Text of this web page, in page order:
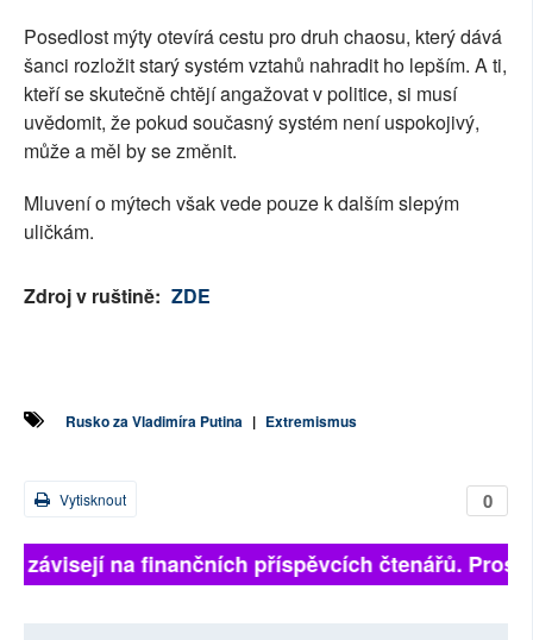
Posedlost mýty otevírá cestu pro druh chaosu, který dává
šanci rozložit starý systém vztahů nahradit ho lepším. A ti,
kteří se skutečně chtějí angažovat v politice, si musí
uvědomit, že pokud současný systém není uspokojivý,
může a měl by se změnit.
Mluvení o mýtech však vede pouze k dalším slepým
uličkám.
Zdroj v ruštině: ZDE
Rusko za Vladimíra Putina | Extremismus
0
Vytisknout
závisejí na finančních příspěvcích čtenářů.